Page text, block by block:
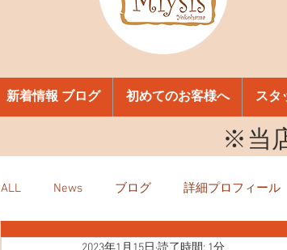
新着情報 ブログ 初めてのお客様へ スタ
​※当
ALL News ブログ 詳細プロフィール